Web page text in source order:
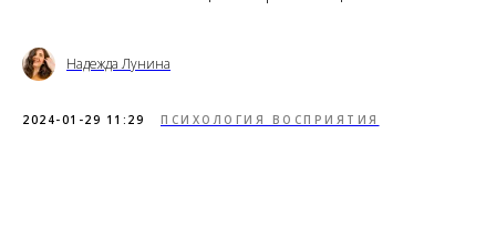
Надежда Лунина
2024-01-29 11:29 ПСИХОЛОГИЯ ВОСПРИЯТИЯ